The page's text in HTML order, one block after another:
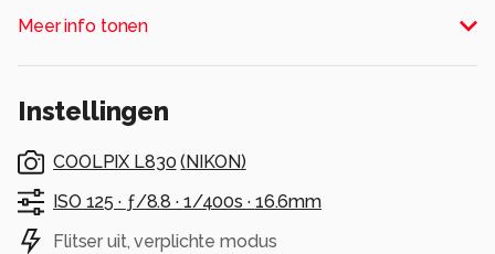
Alle rechten voorbehouden
Meer info tonen
Instellingen
COOLPIX L830 (NIKON)
ISO 125 · ƒ/8.8 · 1/400s · 16.6mm
Flitser uit, verplichte modus